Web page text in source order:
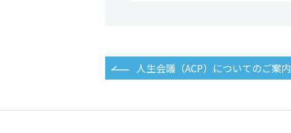
人生会議（ACP）についてのご案内